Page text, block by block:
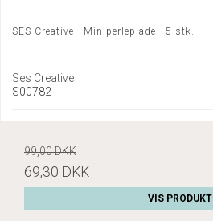
SES Creative - Miniperleplade - 5 stk.
Ses Creative
S00782
99,00 DKK
69,30 DKK
VIS PRODUKT